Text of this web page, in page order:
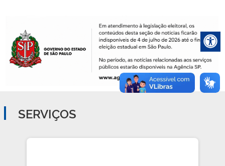
SERVIÇOS